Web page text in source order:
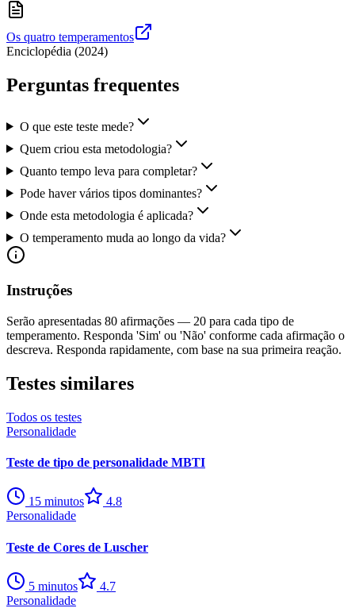
Os quatro temperamentos
Enciclopédia (2024)
Perguntas frequentes
O que este teste mede?
Quem criou esta metodologia?
Quanto tempo leva para completar?
Pode haver vários tipos dominantes?
Onde esta metodologia é aplicada?
O temperamento muda ao longo da vida?
Instruções
Serão apresentadas 80 afirmações — 20 para cada tipo de
temperamento. Responda 'Sim' ou 'Não' conforme cada afirmação o
descreva. Responda rapidamente, com base na sua primeira reação.
Testes similares
Todos os testes
Personalidade
Teste de tipo de personalidade MBTI
15 minutos
4.8
Personalidade
Teste de Cores de Luscher
5 minutos
4.7
Personalidade